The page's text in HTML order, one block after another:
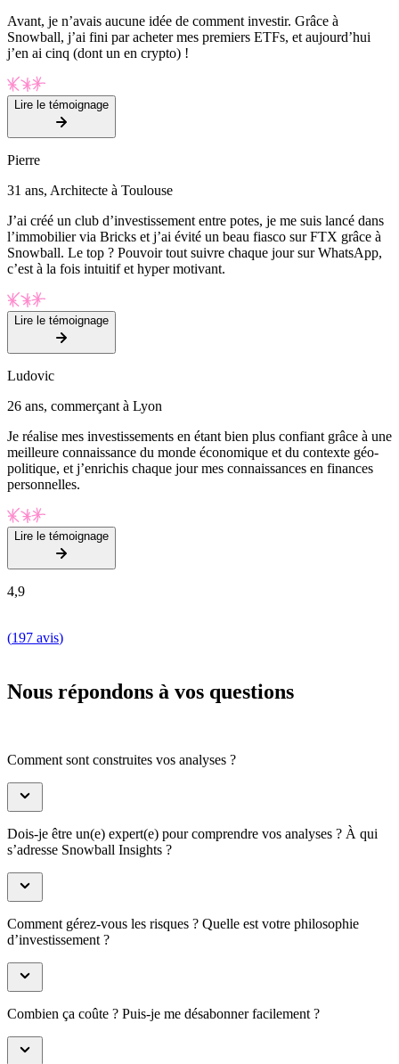
Avant, je n’avais aucune idée de comment investir. Grâce à
Snowball, j’ai fini par acheter mes premiers ETFs, et aujourd’hui
j’en ai cinq (dont un en crypto) !
Lire le témoignage
Pierre
31 ans, Architecte à Toulouse
J’ai créé un club d’investissement entre potes, je me suis lancé dans
l’immobilier via Bricks et j’ai évité un beau fiasco sur FTX grâce à
Snowball. Le top ? Pouvoir tout suivre chaque jour sur WhatsApp,
c’est à la fois intuitif et hyper motivant.
Lire le témoignage
Ludovic
26 ans, commerçant à Lyon
Je réalise mes investissements en étant bien plus confiant grâce à une
meilleure connaissance du monde économique et du contexte géo-
politique, et j’enrichis chaque jour mes connaissances en finances
personnelles.
Lire le témoignage
4,9
(197 avis)
Nous répondons à vos questions
Comment sont construites vos analyses ?
Dois-je être un(e) expert(e) pour comprendre vos analyses ? À qui
s’adresse Snowball Insights ?
Comment gérez-vous les risques ? Quelle est votre philosophie
d’investissement ?
Combien ça coûte ? Puis-je me désabonner facilement ?